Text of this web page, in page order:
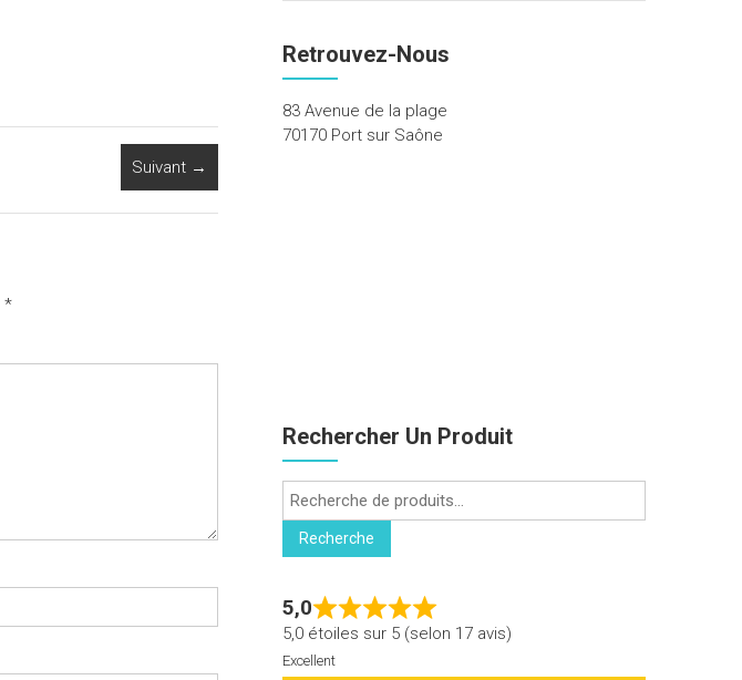
Suivant →
*
Retrouvez-Nous
83 Avenue de la plage
70170 Port sur Saône
Rechercher Un Produit
Recherche
pour :
Recherche
5,0
5,0 étoiles sur 5 (selon 17 avis)
Excellent